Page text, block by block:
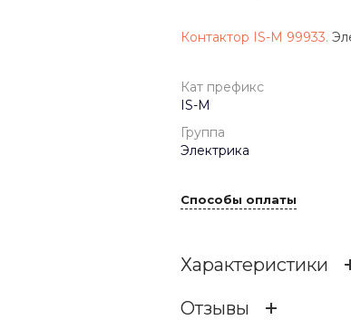
Контактор IS-M 99933.
Кат префикс
IS-M
Группа
Электрика
Способы оплаты
Характеристики
Отзывы